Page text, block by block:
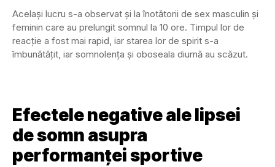
Același lucru s-a observat și la înotătorii de sex masculin și
feminin care au prelungit somnul la 10 ore. Timpul lor de
reacție a fost mai rapid, iar starea lor de spirit s-a
îmbunătățit, iar somnolența și oboseala diurnă au scăzut.
Efectele negative ale lipsei
de somn asupra
performanței sportive